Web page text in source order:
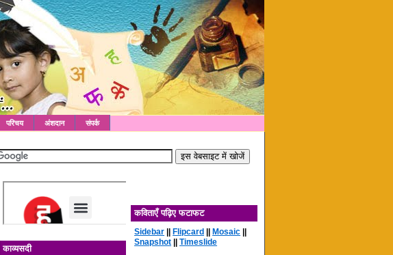
परिचय अंशदान संपर्क
काव्यसदी
कविताएँ पढ़िए फटाफट
Sidebar ||Flipcard ||Mosaic ||
Snapshot ||Timeslide